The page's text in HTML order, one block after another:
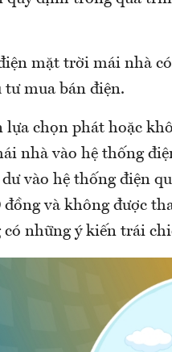
mặt trời mái nhà
tư mua bán điện.
lựa chọn phát hoặc
nhà vào hệ thống
vào hệ thống điện
và không được
những ý kiến trái